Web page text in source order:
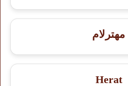
مهترلام
Herat